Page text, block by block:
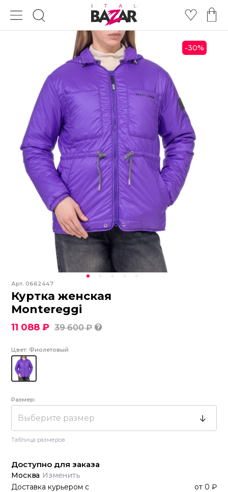
-30%
Арт.0662447
Куртка женская
Montereggi
11 088 ₽ 39 600 ₽
Цвет: Фиолетовый
Размер:
Выберите размер
Таблица размеров
Доступно для заказа
Москва Изменить
Доставка курьером с от 0 ₽